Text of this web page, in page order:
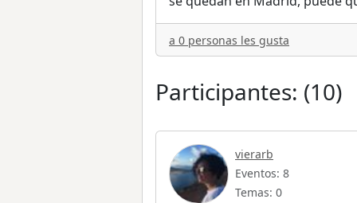
a 0 personas les gusta
Participantes: (10)
vierarb
Eventos: 8
Temas: 0